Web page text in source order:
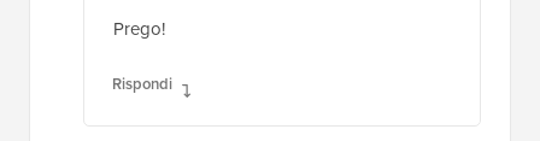
Prego!
Rispondi